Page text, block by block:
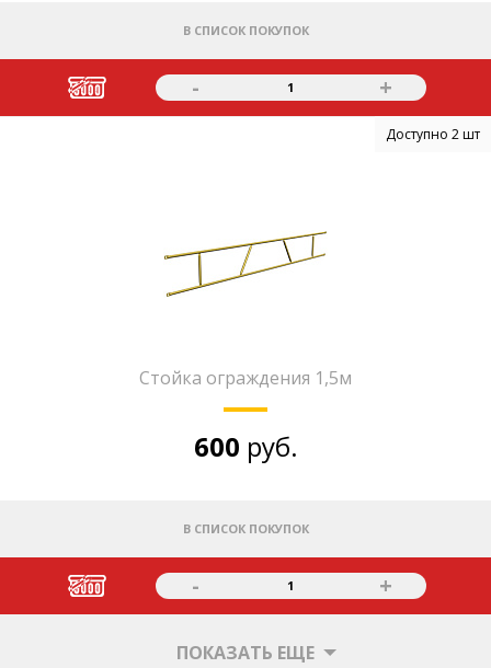
В СПИСОК ПОКУПОК
- 1 +
Доступно 2 шт
Стойка ограждения 1,5м
600 руб.
В СПИСОК ПОКУПОК
- 1 +
ПОКАЗАТЬ ЕЩЕ